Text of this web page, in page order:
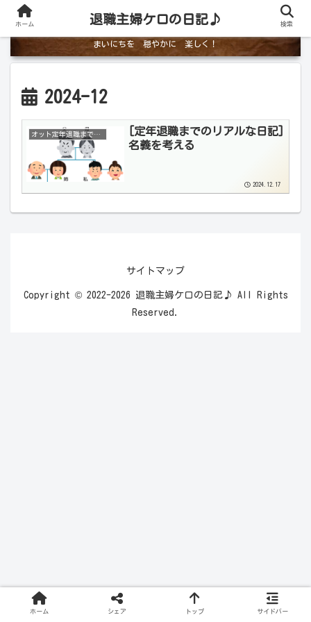
まいにちを 穏やかに 楽しく！
2024-12
オット定年退職までのリアルな日記
[定年退職までのリアルな日記]
名義を考える
2024.12.17
サイトマップ
Copyright © 2022-2026 退職主婦ケロの日記♪ All Rights
Reserved.
ホーム 退職主婦ケロの日記♪ 検索
ホーム シェア トップ サイドバー